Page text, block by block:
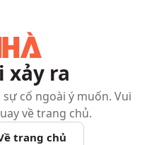
xảy ra
cố ngoài ý muốn. Vui
về trang chủ.
trang chủ